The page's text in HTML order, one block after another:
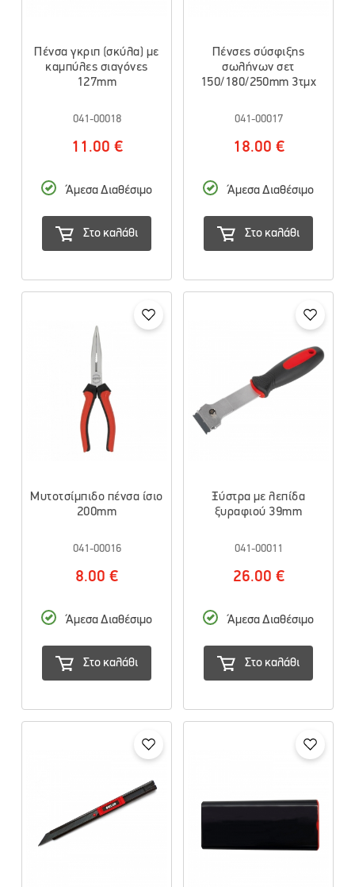
Πένσα γκριπ (σκύλα) με
καμπύλες σιαγόνες
127mm
041-00018
11.00 €
Άμεσα Διαθέσιμο
Στο καλάθι
Πένσες σύσφιξης
σωλήνων σετ
150/180/250mm 3τμχ
041-00017
18.00 €
Άμεσα Διαθέσιμο
Στο καλάθι
Μυτοτσίμπιδο πένσα ίσιο
200mm
041-00016
8.00 €
Άμεσα Διαθέσιμο
Στο καλάθι
Ξύστρα με λεπίδα
ξυραφιού 39mm
041-00011
26.00 €
Άμεσα Διαθέσιμο
Στο καλάθι